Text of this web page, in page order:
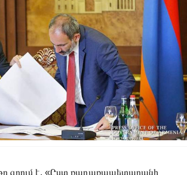
գրում է. «Ըստ քաղաքապետարանի